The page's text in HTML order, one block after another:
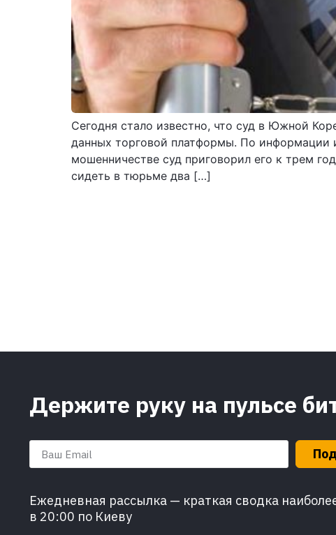
Сегодня стало известно, что суд в Южной
данных торговой платформы. По информации
мошенничестве суд приговорил его к трем
сидеть в тюрьме два […]
Держите руку на пульсе
Ежедневная рассылка — краткая сводка
в 20:00 по Киеву